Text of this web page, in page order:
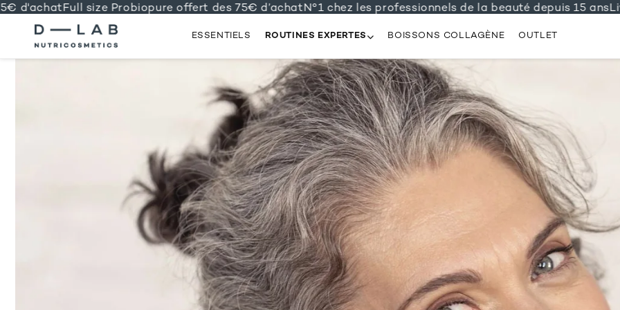
IGNORER
ET
Full size Probiopure offert des 75€ d’achatN°1 chez les professionnels de la beauté depuis 15 ans
ESSENTIELS ROUTINES EXPERTES BOISSONS COLLAGÈNE OUTLET